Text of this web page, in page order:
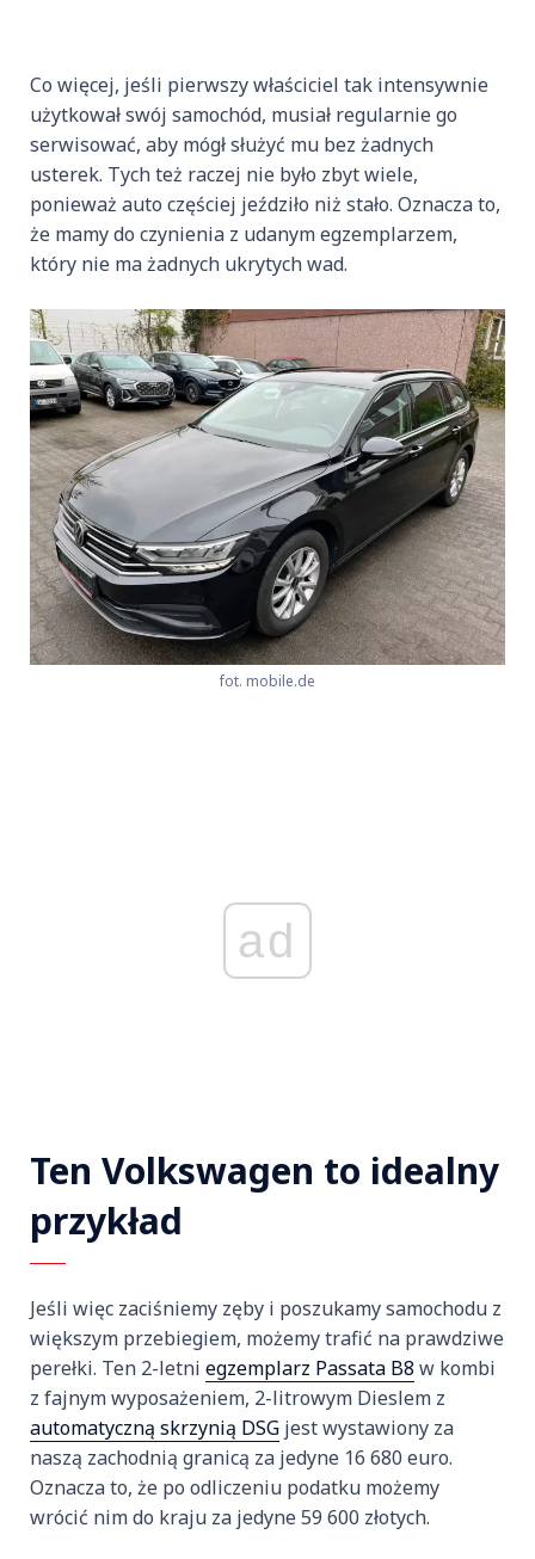
Co więcej, jeśli pierwszy właściciel tak intensywnie
użytkował swój samochód, musiał regularnie go
serwisować, aby mógł służyć mu bez żadnych
usterek. Tych też raczej nie było zbyt wiele,
ponieważ auto częściej jeździło niż stało. Oznacza to,
że mamy do czynienia z udanym egzemplarzem,
który nie ma żadnych ukrytych wad.
fot. mobile.de
ad
Ten Volkswagen to idealny
przykład
Jeśli więc zaciśniemy zęby i poszukamy samochodu z
większym przebiegiem, możemy trafić na prawdziwe
perełki. Ten 2-letni egzemplarz Passata B8 w kombi
z fajnym wyposażeniem, 2-litrowym Dieslem z
automatyczną skrzynią DSG jest wystawiony za
naszą zachodnią granicą za jedyne 16 680 euro.
Oznacza to, że po odliczeniu podatku możemy
wrócić nim do kraju za jedyne 59 600 złotych.